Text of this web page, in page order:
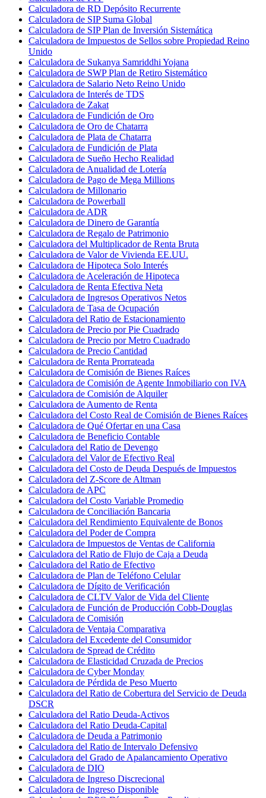
Calculadora de RD Depósito Recurrente
Calculadora de SIP Suma Global
Calculadora de SIP Plan de Inversión Sistemática
Calculadora de Impuestos de Sellos sobre Propiedad Reino
Unido
Calculadora de Sukanya Samriddhi Yojana
Calculadora de SWP Plan de Retiro Sistemático
Calculadora de Salario Neto Reino Unido
Calculadora de Interés de TDS
Calculadora de Zakat
Calculadora de Fundición de Oro
Calculadora de Oro de Chatarra
Calculadora de Plata de Chatarra
Calculadora de Fundición de Plata
Calculadora de Sueño Hecho Realidad
Calculadora de Anualidad de Lotería
Calculadora de Pago de Mega Millions
Calculadora de Millonario
Calculadora de Powerball
Calculadora de ADR
Calculadora de Dinero de Garantía
Calculadora de Regalo de Patrimonio
Calculadora del Multiplicador de Renta Bruta
Calculadora de Valor de Vivienda EE.UU.
Calculadora de Hipoteca Solo Interés
Calculadora de Aceleración de Hipoteca
Calculadora de Renta Efectiva Neta
Calculadora de Ingresos Operativos Netos
Calculadora de Tasa de Ocupación
Calculadora del Ratio de Estacionamiento
Calculadora de Precio por Pie Cuadrado
Calculadora de Precio por Metro Cuadrado
Calculadora de Precio Cantidad
Calculadora de Renta Prorrateada
Calculadora de Comisión de Bienes Raíces
Calculadora de Comisión de Agente Inmobiliario con IVA
Calculadora de Comisión de Alquiler
Calculadora de Aumento de Renta
Calculadora del Costo Real de Comisión de Bienes Raíces
Calculadora de Qué Ofertar en una Casa
Calculadora de Beneficio Contable
Calculadora del Ratio de Devengo
Calculadora del Valor de Efectivo Real
Calculadora del Costo de Deuda Después de Impuestos
Calculadora del Z-Score de Altman
Calculadora de APC
Calculadora del Costo Variable Promedio
Calculadora de Conciliación Bancaria
Calculadora del Rendimiento Equivalente de Bonos
Calculadora del Poder de Compra
Calculadora de Impuestos de Ventas de California
Calculadora del Ratio de Flujo de Caja a Deuda
Calculadora del Ratio de Efectivo
Calculadora de Plan de Teléfono Celular
Calculadora de Dígito de Verificación
Calculadora de CLTV Valor de Vida del Cliente
Calculadora de Función de Producción Cobb-Douglas
Calculadora de Comisión
Calculadora de Ventaja Comparativa
Calculadora del Excedente del Consumidor
Calculadora de Spread de Crédito
Calculadora de Elasticidad Cruzada de Precios
Calculadora de Cyber Monday
Calculadora de Pérdida de Peso Muerto
Calculadora del Ratio de Cobertura del Servicio de Deuda
DSCR
Calculadora del Ratio Deuda-Activos
Calculadora del Ratio Deuda-Capital
Calculadora de Deuda a Patrimonio
Calculadora del Ratio de Intervalo Defensivo
Calculadora del Grado de Apalancamiento Operativo
Calculadora de DIO
Calculadora de Ingreso Discrecional
Calculadora de Ingreso Disponible